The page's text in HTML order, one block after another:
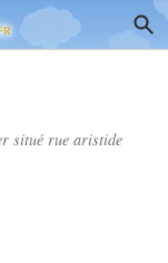
situé rue aristide